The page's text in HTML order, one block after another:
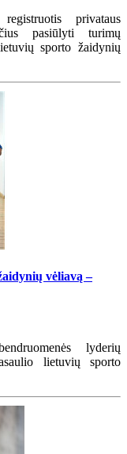
privataus
pasiūlyti turimų
sporto žaidynių
vėliavą –
lyderių
lietuvių sporto